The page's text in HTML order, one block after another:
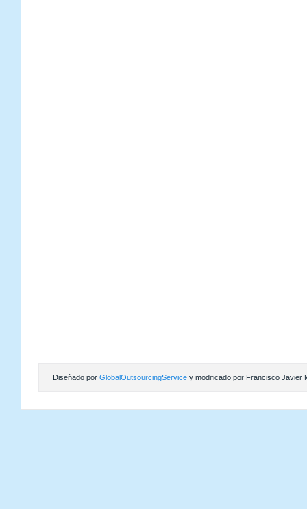
Diseñado por GlobalOutsourcingService y modificado por Francisco Javier